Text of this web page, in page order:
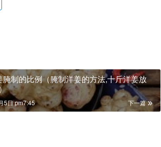
腌制的比例（腌制洋姜的方法,十斤洋姜放
下一篇
5日 pm7:45